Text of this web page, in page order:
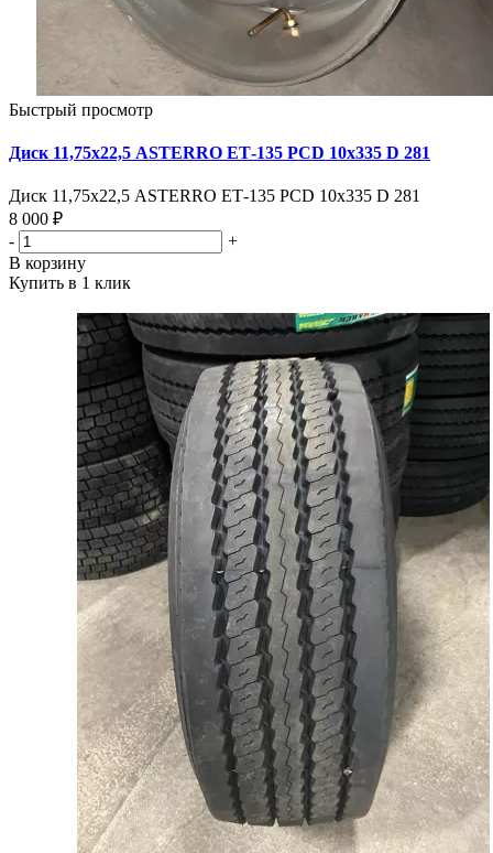
Быстрый просмотр
Диск 11,75х22,5 ASTERRO ЕТ-135 PCD 10х335 D 281
Диск 11,75х22,5 ASTERRO ЕТ-135 PCD 10х335 D 281
8 000 ₽
-
+
В корзину
Купить в 1 клик